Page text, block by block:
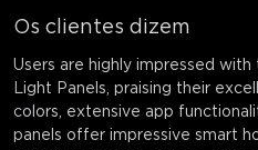
Os clientes dizem
Users are highly impressed
Light Panels, praising their
colors, extensive app
panels offer impressive smart